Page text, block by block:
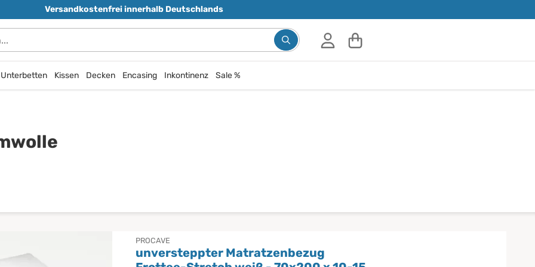
Versandkostenfrei innerhalb Deutschlands
Suchbegriff eingeben, Vorschläge erscheinen während
Unterbetten Kissen Decken Encasing Inkontinenz Sale %
PROCAVE
unversteppter Matratzenbezug